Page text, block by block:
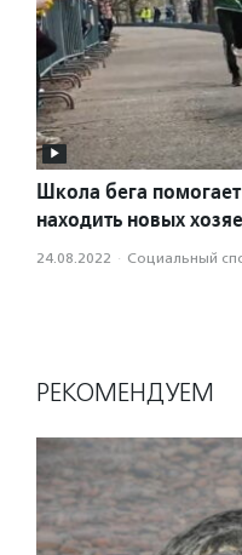
Школа бега
находить новых
24.08.2022 · Социальный
РЕКОМЕНДУЕМ